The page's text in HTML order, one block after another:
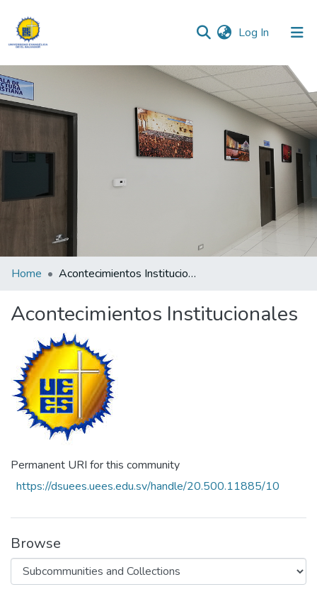
Log In (current)
Communities & Collections
All of DSpace
Home Acontecimientos Institucionales
Acontecimientos Institucionales
Permanent URI for this community
https://dsuees.uees.edu.sv/handle/20.500.11885/10
Browse